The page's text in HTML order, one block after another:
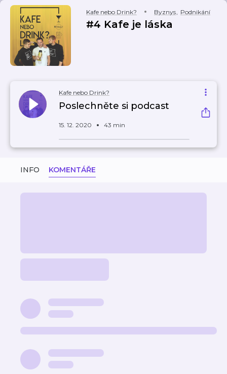
Kafe nebo Drink? Byznys, Podnikání
#4 Kafe je láska
Kafe nebo Drink?
Poslechněte si podcast
15. 12. 2020 43 min
INFO KOMENTÁŘE